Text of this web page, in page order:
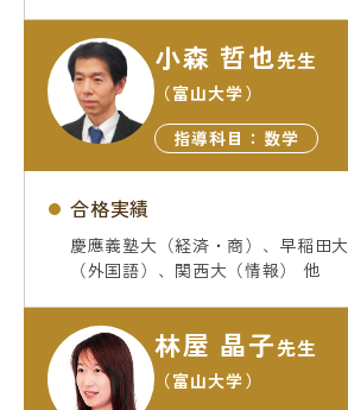
小森 哲也先生
（富山大学）
指導科目：数学
合格実績
慶應義塾大（経済・商）、早稲田
（外国語）、関西大（情報） 他
林屋 晶子先生
（富山大学）